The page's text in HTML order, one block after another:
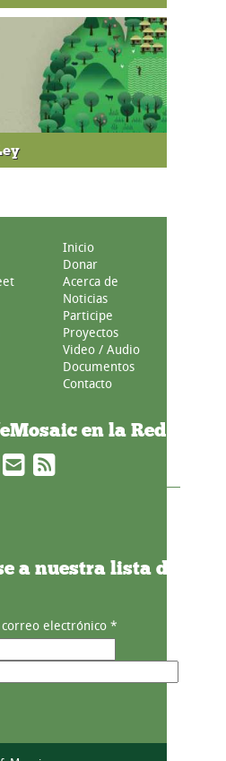
Inicio
Donar
Acerca de
Noticias
Participe
Proyectos
Video / Audio
Documentos
Contacto
en la Red
a nuestra lista de
electrónico *